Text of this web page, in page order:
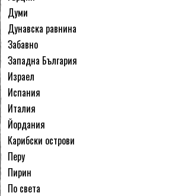
Думи
Дунавска равнина
Забавно
Западна България
Израел
Испания
Италия
Йордания
Карибски острови
Перу
Пирин
По света